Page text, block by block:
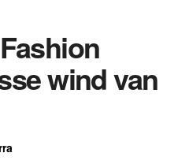
wind van